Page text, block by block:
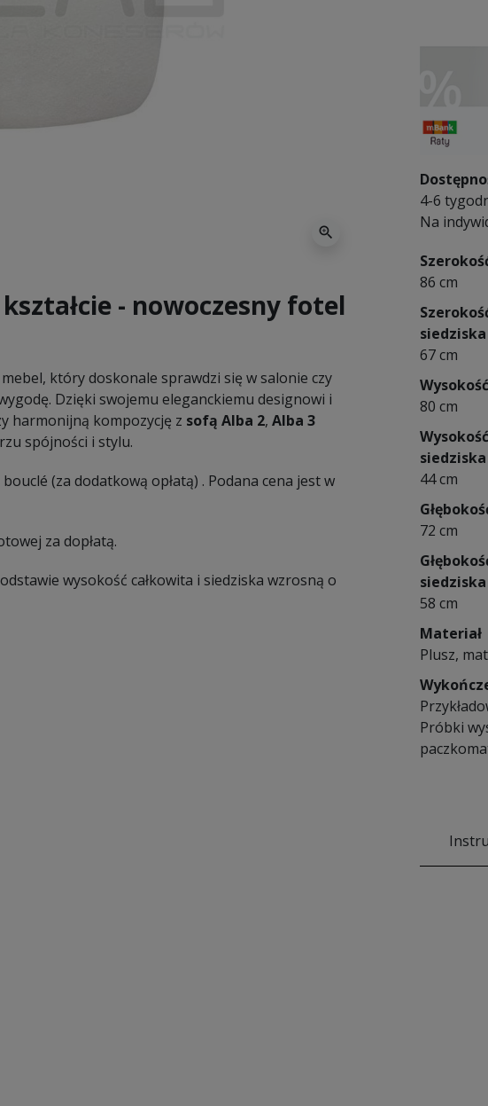
zoom_in
- nowoczesny fotel
który doskonale sprawdzi się w salonie czy
Dzięki swojemu eleganckiemu designowi i
harmonijną kompozycję z sofą Alba 2, Alba 3
spójności i stylu.
(za dodatkową opłatą) . Podana cena jest w
za dopłatą.
wysokość całkowita i siedziska wzrosną o
4-6
Na
86 cm
siedziska
67 cm
Wysokość
80 cm
Wysokość
siedziska
44 cm
72 cm
siedziska
58 cm
Materiał
Plusz,
Próbki